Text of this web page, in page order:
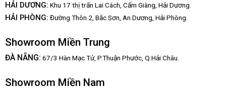
HẢI DƯƠNG: Khu 17 thị trấn Lai Cách, Cẩm Giàng, Hải Dương.
HẢI PHÒNG: Đường Thôn 2, Bắc Sơn, An Dương, Hải Phòng.
Showroom Miền Trung
ĐÀ NẴNG: 67/3 Hàn Mạc Tử, P.Thuận Phước, Q.Hải Châu.
Showroom Miền Nam